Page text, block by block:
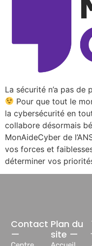
La sécurité n’a pas de
Pour que tout le
la cybersécurité en
collabore désormais
MonAideCyber de
vos forces et
déterminer vos
Plan du
site —
Contact
—